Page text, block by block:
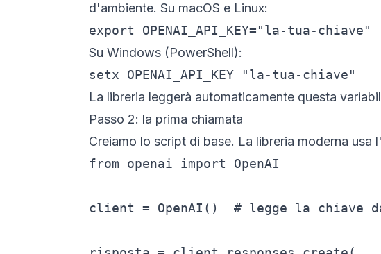
d'ambiente. Su macOS e Linux:
export OPENAI_API_KEY="la-tua-chiave"
Su Windows (PowerShell):
setx OPENAI_API_KEY "la-tua-chiave"
La libreria leggerà automaticamente questa
Passo 2: la prima chiamata
Creiamo lo script di base. La libreria moderna usa
from openai import OpenAI
client = OpenAI()  # legge la chiave